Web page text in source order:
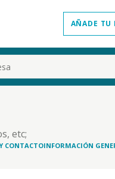
AÑADE TU
etc;
CONTACTOINFORMACIÓN